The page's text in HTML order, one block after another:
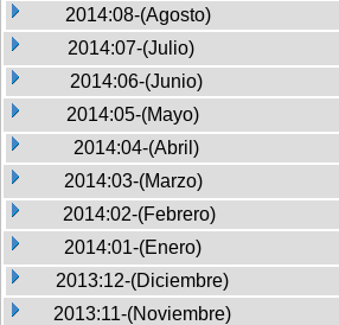
2014:08-(Agosto)
2014:07-(Julio)
2014:06-(Junio)
2014:05-(Mayo)
2014:04-(Abril)
2014:03-(Marzo)
2014:02-(Febrero)
2014:01-(Enero)
2013:12-(Diciembre)
2013:11-(Noviembre)